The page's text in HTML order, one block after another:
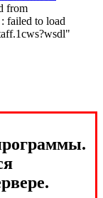
from
failed to load